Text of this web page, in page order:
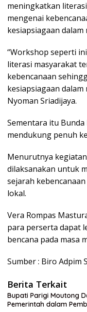
meningkatkan
mengenai
kesiapsiagaan dalam
“Workshop seperti
literasi masyarakat
kebencanaan
kesiapsiagaan dalam
Nyoman Sriadijaya.
Sementara itu
mendukung penuh
Menurutnya
dilaksanakan untuk
sejarah
lokal.
Vera Rompas
para perserta dapat
bencana pada masa
Sumber : Biro Adpim
Berita Terkait
Bupati Parigi Moutong
Pemerintah dalam